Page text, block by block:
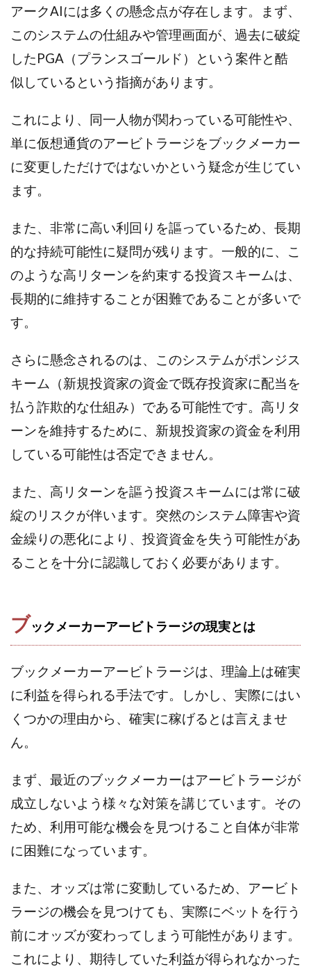
アークAIには多くの懸念点が存在します。まず、
このシステムの仕組みや管理画面が、過去に破綻
したPGA（プランスゴールド）という案件と酷
似しているという指摘があります。
これにより、同一人物が関わっている可能性や、
単に仮想通貨のアービトラージをブックメーカー
に変更しただけではないかという疑念が生じてい
ます。
また、非常に高い利回りを謳っているため、長期
的な持続可能性に疑問が残ります。一般的に、こ
のような高リターンを約束する投資スキームは、
長期的に維持することが困難であることが多いで
す。
さらに懸念されるのは、このシステムがポンジス
キーム（新規投資家の資金で既存投資家に配当を
払う詐欺的な仕組み）である可能性です。高リタ
ーンを維持するために、新規投資家の資金を利用
している可能性は否定できません。
また、高リターンを謳う投資スキームには常に破
綻のリスクが伴います。突然のシステム障害や資
金繰りの悪化により、投資資金を失う可能性があ
ることを十分に認識しておく必要があります。
ブックメーカーアービトラージの現実とは
ブックメーカーアービトラージは、理論上は確実
に利益を得られる手法です。しかし、実際にはい
くつかの理由から、確実に稼げるとは言えませ
ん。
まず、最近のブックメーカーはアービトラージが
成立しないよう様々な対策を講じています。その
ため、利用可能な機会を見つけること自体が非常
に困難になっています。
また、オッズは常に変動しているため、アービト
ラージの機会を見つけても、実際にベットを行う
前にオッズが変わってしまう可能性があります。
これにより、期待していた利益が得られなかった
西澤英樹 西田哲朗 話題の最新副業
赤澤天道
近藤かおり
近藤智弘 遠藤 友里子
酒井
金の虎(マネーの虎)
長澤 祐介
金勝(キムマサル)
金子弘給
金子正人 金山莉緒
鈴木翔
鈴村有基
生成AIの学校「飛翔」
犬神空
株式会社TOKYO STYLE
株式会社ドライブ
株式会社グロース
株式会社ゲート
株式会社スマイル
株式会社セカンド
株式会社タイプ
株式会社チャプター2
株式会社ネクスト
株式会社ネクト
株式会社ブリッジ
株式会社プルミエールエージェント
株式会社ライズ
株式会社キャッツ
株式会社お友達企画
株式会社ラブアンドピース
株式会社アイリス
株式会社TRIBE
株式会社Ubiquitous Solution
株式会社Uスクウェア
株式会社X-style
株式会社YASAKA
株式会社アート
株式会社アイコン
株式会社アイラボ
株式会社アオヤマ
株式会社オリジナル
株式会社アクト
株式会社アシスト
株式会社インター
株式会社インラージ
清原達郎
沖中純一 河村一志
河野真美
波乗りジョニー
波乗り波動論
浅野夕美
清水圭一郎
渡辺佳織 湯浅 和弘
滝沢 風香
滝沢賢治
濵田雄介
無料!カンタン!はやっ!誰でも週給35万円GET!!
熊倉 駿介
片山恵美子
株式会社リンクス
椿梨沙
株式会社ワーク
株式会社ワイズ
株式会社ワンダーリアリティ
株式会社仕
株式会社和
株式会社心渡
株式会社蝶名林
株式会社評判 桐生秀臣
桜木